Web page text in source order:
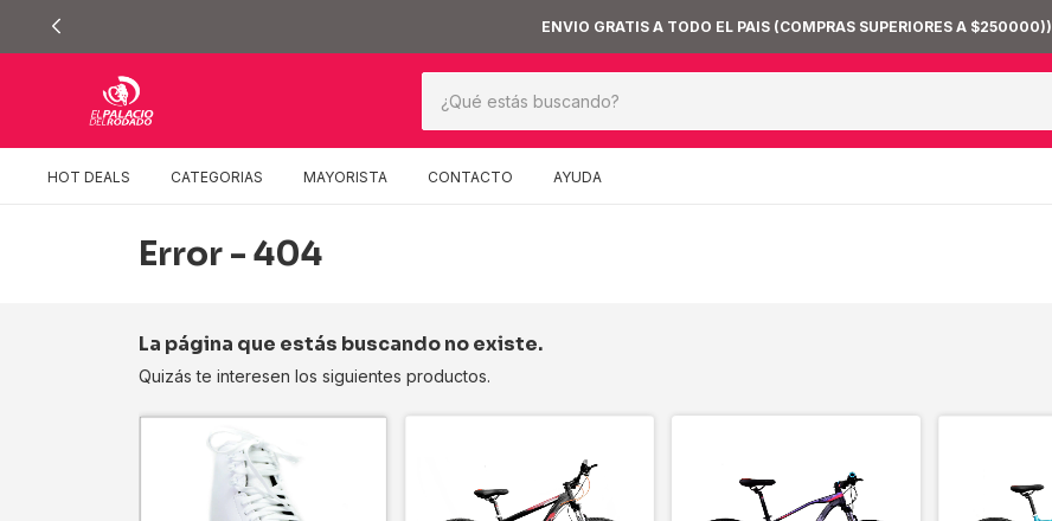
ENVIO GRATIS A TODO EL PAIS (COMPRAS SUPERIORES A $250000))
HOT DEALS CATEGORIAS MAYORISTA CONTACTO AYUDA
Error - 404
La página que estás buscando no existe.
Quizás te interesen los siguientes productos.